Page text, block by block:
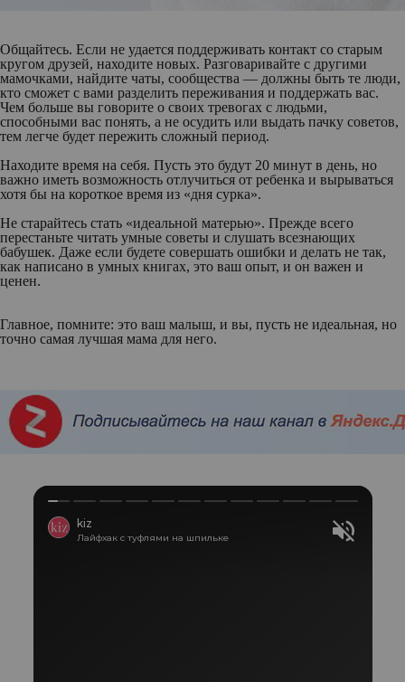
Общайтесь. Если не удается поддерживать контакт со старым
кругом друзей, находите новых. Разговаривайте с другими
мамочками, найдите чаты, сообщества — должны быть те люди,
кто сможет с вами разделить переживания и поддержать вас.
Чем больше вы говорите о своих тревогах с людьми,
способными вас понять, а не осудить или выдать пачку советов,
тем легче будет пережить сложный период.
Находите время на себя. Пусть это будут 20 минут в день, но
важно иметь возможность отлучиться от ребенка и вырываться
хотя бы на короткое время из «дня сурка».
Не старайтесь стать «идеальной матерью». Прежде всего
перестаньте читать умные советы и слушать всезнающих
бабушек. Даже если будете совершать ошибки и делать не так,
как написано в умных книгах, это ваш опыт, и он важен и
ценен.
Главное, помните: это ваш малыш, и вы, пусть не идеальная, но
точно самая лучшая мама для него.